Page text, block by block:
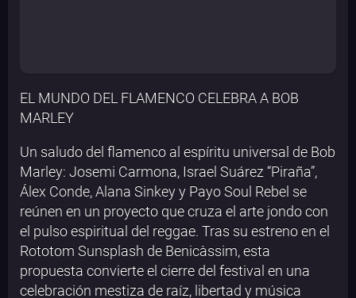
EL MUNDO DEL FLAMENCO CELEBRA A BOB
MARLEY
Un saludo del flamenco al espíritu universal de Bob
Marley: Josemi Carmona, Israel Suárez “Piraña”,
Álex Conde, Alana Sinkey y Payo Soul Rebel se
reúnen en un proyecto que cruza el arte jondo con
el pulso espiritual del reggae. Tras su estreno en el
Rototom Sunsplash de Benicàssim, esta
propuesta convierte el cierre del festival en una
celebración mestiza de raíz, libertad y música